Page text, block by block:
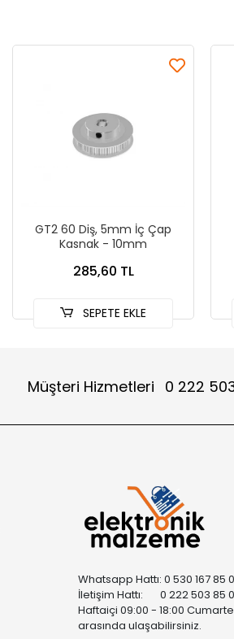
GT2 60 Diş, 5mm İç Çap
Kasnak - 10mm
285,60 TL
SEPETE EKLE
Müşteri Hizmetleri 0 222
Whatsapp Hattı: 0 530 167 85
İletişim Hattı: 0 222 503 85
Haftaiçi 09:00 - 18:00
arasında ulaşabilirsiniz.